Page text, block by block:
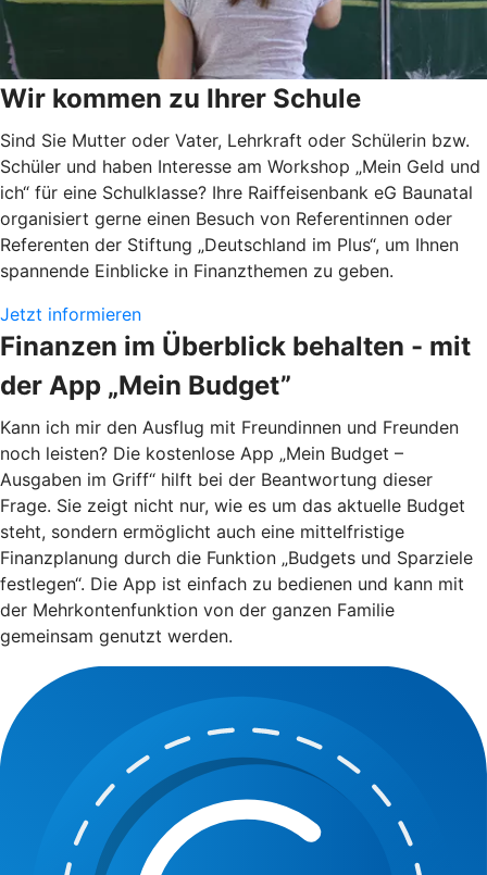
Wir kommen zu Ihrer Schule
Sind Sie Mutter oder Vater, Lehrkraft oder Schülerin bzw.
Schüler und haben Interesse am Workshop „Mein Geld und
ich“ für eine Schulklasse? Ihre Raiffeisenbank eG Baunatal
organisiert gerne einen Besuch von Referentinnen oder
Referenten der Stiftung „Deutschland im Plus“, um Ihnen
spannende Einblicke in Finanzthemen zu geben.
Jetzt informieren
Finanzen im Überblick behalten - mit
der App „Mein Budget”
Kann ich mir den Ausflug mit Freundinnen und Freunden
noch leisten? Die kostenlose App „Mein Budget –
Ausgaben im Griff“ hilft bei der Beantwortung dieser
Frage. Sie zeigt nicht nur, wie es um das aktuelle Budget
steht, sondern ermöglicht auch eine mittelfristige
Finanzplanung durch die Funktion „Budgets und Sparziele
festlegen“. Die App ist einfach zu bedienen und kann mit
der Mehrkontenfunktion von der ganzen Familie
gemeinsam genutzt werden.